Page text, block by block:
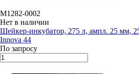
M1282-0002
Нет в наличии
Шейкер-инкубатор, 275 л, ампл. 25 мм,
Innova 44
По запросу